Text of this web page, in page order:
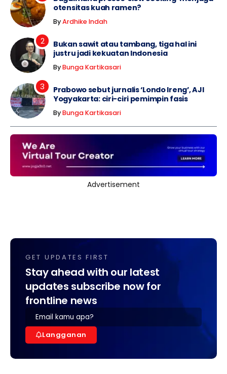
otensitas kuah ramen?
ByArdhike Indah
Bukan sawit atau tambang, tiga hal ini
justru jadi kekuatan Indonesia
ByBunga Kartikasari
Prabowo sebut jurnalis ‘Londo Ireng’, AJI
Yogyakarta: ciri-ciri pemimpin fasis
ByBunga Kartikasari
Advertisement
GET UPDATES FIRST
Stay ahead with our latest
updates subscribe now for
frontline news
Langganan